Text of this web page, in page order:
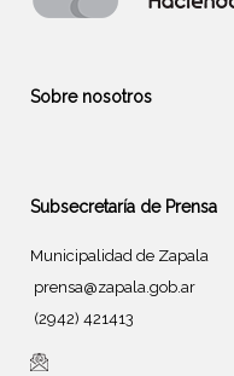
Sobre nosotros
Subsecretaría de Prensa
Municipalidad de Zapala
prensa@zapala.gob.ar
(2942) 421413